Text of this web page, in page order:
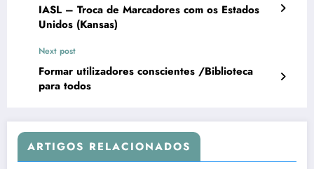
IASL – Troca de Marcadores com os Estados
Unidos (Kansas)
Next post
Formar utilizadores conscientes /Biblioteca
para todos
ARTIGOS RELACIONADOS